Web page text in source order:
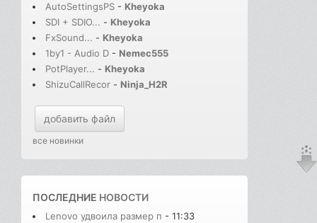
AutoSettingsPS - Kheyoka
SDI + SDIO... - Kheyoka
FxSound... - Kheyoka
1by1 - Audio D - Nemec555
PotPlayer... - Kheyoka
ShizuCallRecor - Ninja_H2R
добавить файл
все новинки
ПОСЛЕДНИЕ НОВОСТИ
Lenovo удвоила размер п - 11:33